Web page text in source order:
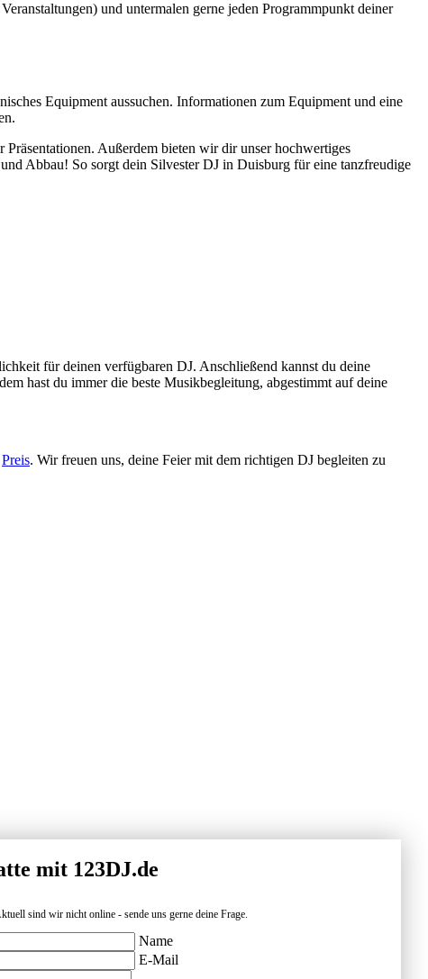
und untermalen gerne jeden Programmpunkt deiner
Equipment aussuchen. Informationen zum Equipment und eine
Außerdem bieten wir dir unser hochwertiges
Abbau! So sorgt dein Silvester DJ in Duisburg für eine tanzfreudige
für deinen verfügbaren DJ. Anschließend kannst du deine
hast du immer die beste Musikbegleitung, abgestimmt auf deine
Preis. Wir freuen uns, deine Feier mit dem richtigen DJ begleiten zu
mit 123DJ.de
sind wir nicht online - sende uns gerne deine Frage.
Name
E-Mail